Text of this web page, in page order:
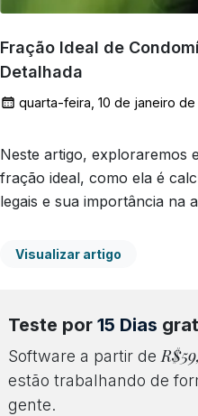
Fração Ideal de
Detalhada
quarta-feira, 10 de janeiro
Neste artigo, exploraremos
fração ideal, como ela é
legais e sua importância na
Visualizar artigo
Teste por 15 Dias
Software a partir de
estão trabalhando de
gente.